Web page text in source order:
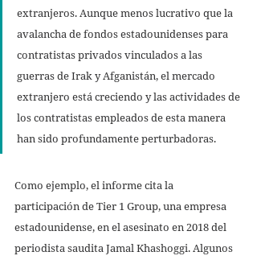
extranjeros. Aunque menos lucrativo que la
avalancha de fondos estadounidenses para
contratistas privados vinculados a las
guerras de Irak y Afganistán, el mercado
extranjero está creciendo y las actividades de
los contratistas empleados de esta manera
han sido profundamente perturbadoras.
Como ejemplo, el informe cita la
participación de Tier 1 Group, una empresa
estadounidense, en el asesinato en 2018 del
periodista saudita Jamal Khashoggi. Algunos